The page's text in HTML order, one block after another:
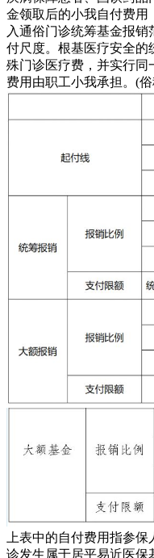
金领取后的小我自付费用
入通俗门诊统筹基金报销
付尺度。根基医疗安全的
殊门诊医疗费，并实行同
费用由职工小我承担。(
上表中的自付费用指参
诊发生属于居平易近医保